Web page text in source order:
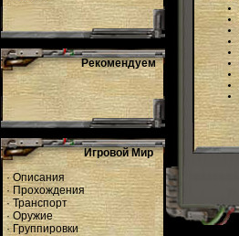
Рекомендуем
Игровой Мир
·Описания
·Прохождения
·Транспорт
·Оружие
·Группировки